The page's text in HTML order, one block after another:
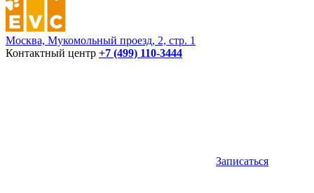
Москва, Мукомольный проезд, 2, стр. 1
Контактный центр +7 (499) 110-3444
Записаться